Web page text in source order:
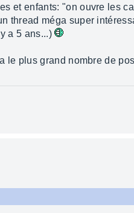
et enfants: "on ouvre les
thread méga super
a 5 ans...)
le plus grand nombre de